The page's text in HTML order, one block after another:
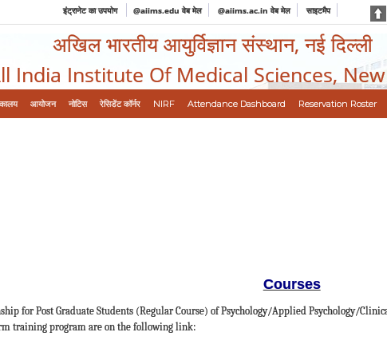
इंट्रानेट का उपयोग @aiims.edu वेब मेल @aiims.ac.in वेब मेल साइटमैप
अखिल भारतीय आयुर्विज्ञान संस्थान, नई दिल्ली
India Institute Of Medical Sciences,
आयोजन नोटिस रेसिडेंट कॉर्नर NIRF Attendance Dashboard Reservation Roster
Courses
for Post Graduate Students (Regular Course) of Psychology/Applied Psychology/
training program are on the following link: